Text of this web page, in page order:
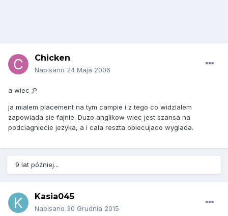
Chicken
Napisano 24 Maja 2006
a wiec ;P
ja mialem placement na tym campie i z tego co widzialem
zapowiada sie fajnie. Duzo anglikow wiec jest szansa na
podciagniecie jezyka, a i cala reszta obiecujaco wyglada.
9 lat później...
Kasia045
Napisano 30 Grudnia 2015